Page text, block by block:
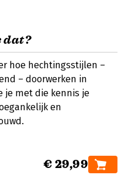
dat?
hoe hechtingsstijlen –
– doorwerken in
je met die kennis je
en
€ 29,99